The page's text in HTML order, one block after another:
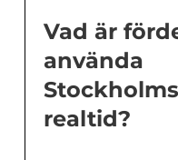
Vad är
använda
realtid?